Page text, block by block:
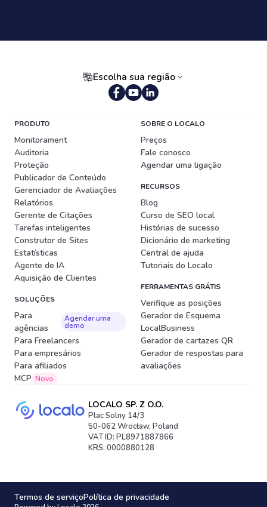
Escolha sua região
PRODUTO
Monitorament
Auditoria
Proteção
Publicador de Conteúdo
Gerenciador de Avaliações
Relatórios
Gerente de Citações
Tarefas inteligentes
Construtor de Sites
Estatísticas
Agente de IA
Aquisição de Clientes
SOLUÇÕES
Para
agências
Agendar uma
demo
Para Freelancers
Para empresários
Para afiliados
MCP Novo
SOBRE O LOCALO
Preços
Fale conosco
Agendar uma ligação
RECURSOS
Blog
Curso de SEO local
Histórias de sucesso
Dicionário de marketing
Central de ajuda
Tutoriais do Localo
FERRAMENTAS GRÁTIS
Verifique as posições
Gerador de Esquema
LocalBusiness
Gerador de cartazes QR
Gerador de respostas para
avaliações
LOCALO SP. Z O.O.
Plac Solny 14/3
50-062 Wrocław, Poland
VAT ID: PL8971887866
KRS: 0000880128
Termos de serviçoPolítica de privacidade